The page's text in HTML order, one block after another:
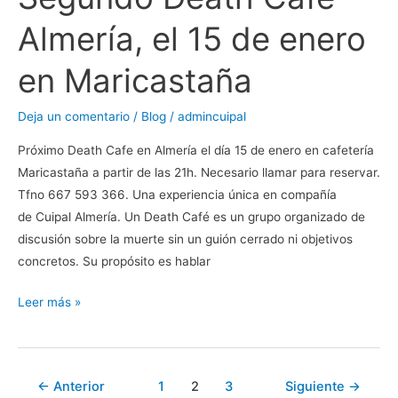
Almería, el 15 de enero
en Maricastaña
Deja un comentario / Blog / admincuipal
Próximo Death Cafe en Almería el día 15 de enero en cafetería
Maricastaña a partir de las 21h. Necesario llamar para reservar.
Tfno 667 593 366. Una experiencia única en compañía
de Cuipal Almería. Un Death Café es un grupo organizado de
discusión sobre la muerte sin un guión cerrado ni objetivos
concretos. Su propósito es hablar
Leer más »
← Anterior 1 2 3 Siguiente →